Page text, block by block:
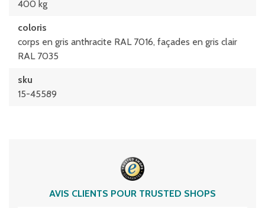
400 kg
coloris
corps en gris anthracite RAL 7016, façades en gris clair
RAL 7035
sku
15-45589
AVIS CLIENTS POUR TRUSTED SHOPS